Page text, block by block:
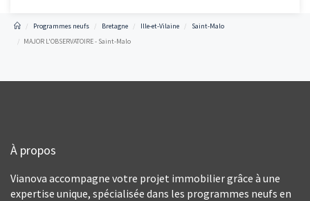
Programmes neufs Bretagne Ille-et-Vilaine
Saint-Malo
MAJOR L'OBSERVATOIRE - Saint-Malo
À propos
Vianova accompagne votre projet immobilier grâce à une
expertise unique, spécialisée dans les programmes neufs en